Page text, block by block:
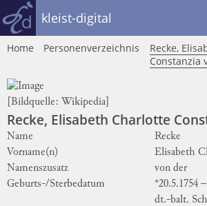
kleist-digital
Home Personenverzeichnis
Recke,
Constanzia
[Bildquelle: Wikipedia
Recke, Elisabeth Charlotte
Name
Recke
Vorname(n)
Elisabeth
Namenszusatz
von der
Geburts-/Sterbedatum
*20.5.1754
dt.-balt.